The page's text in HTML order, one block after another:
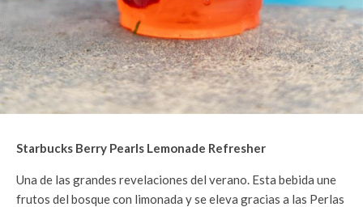
Starbucks Berry Pearls Lemonade Refresher
Una de las grandes revelaciones del verano. Esta bebida une
frutos del bosque con limonada y se eleva gracias a las Perlas